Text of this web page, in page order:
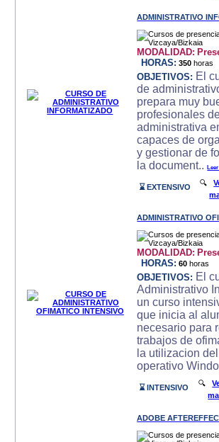
ADMINISTRATIVO
MODALIDAD:
HORAS: 350 horas
OBJETIVOS: El
de
prepara muy
profesionales
administrativa
capaces de
y gestionar de
la document..
⌛ EXTENSIVO 🔍
ADMINISTRATIVO
MODALIDAD:
HORAS: 60 horas
OBJETIVOS: El
Administrativo
un curso
que inicia al
necesario para
trabajos de
la utilizacion
operativo
⌛ INTENSIVO 🔍
ADOBE